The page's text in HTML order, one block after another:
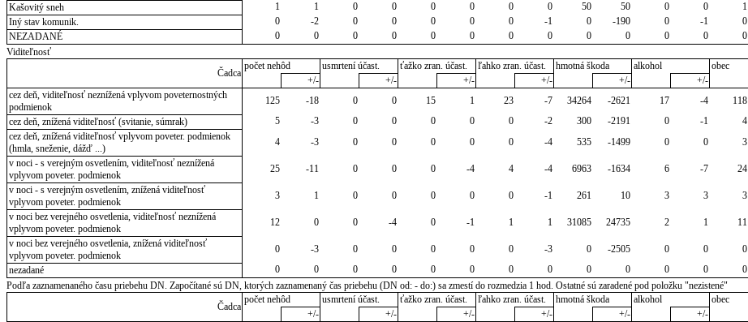
Kašovitý sneh
1 1 0 0 0 0 0 0 50 50 0 0 1
Iný stav komunik.
0 -2 0 0 0 0 0 -1 0 -190 0 -1 0
NEZADANÉ
0 0 0 0 0 0 0 0 0 0 0 0 0
Viditeľnosť
Čadca
počet nehôd usmrtení účast. ťažko zran. účast. ľahko zran. účast. hmotná škoda alkohol
obec
+/-
+/- +/- +/- +/- +/-
cez deň, viditeľnosť neznížená vplyvom poveternostných
podmienok
125 -18 0 0 15 1 23 -7 34264 -2621 17 -4 118
cez deň, znížená viditeľnosť (svitanie, súmrak)
5 -3 0 0 0 0 0 -2 300 -2191 0 -1 4
cez deň, znížená viditeľnosť vplyvom poveter. podmienok
(hmla, sneženie, dážď ...)
4 -3 0 0 0 0 0 -4 535 -1499 0 0 3
v noci - s verejným osvetlením, viditeľnosť neznížená
vplyvom poveter. podmienok
25 -11 0 0 0 -4 4 -4 6963 -1634 6 -7 24
v noci - s verejným osvetlením, znížená viditeľnosť
vplyvom poveter. podmienok
3 1 0 0 0 0 0 -1 261 10 3 3 3
v noci bez verejného osvetlenia, viditeľnosť neznížená
vplyvom poveter. podmienok
12 0 0 -4 0 -1 1 1 31085 24735 2 1 11
v noci bez verejného osvetlenia, znížená viditeľnosť
vplyvom poveter. podmienok
0 -3 0 0 0 0 0 -3 0 -2505 0 0 0
nezadané
0 0 0 0 0 0 0 0 0 0 0 0 0
Podľa zaznamenaného času priebehu DN. Započítané sú DN, ktorých zaznamenaný čas priebehu (DN od: - do:) sa zmestí do rozmedzia 1 hod. Ostatné sú zaradené pod položku "nezistené"
Čadca
počet nehôd usmrtení účast. ťažko zran. účast. ľahko zran. účast. hmotná škoda alkohol
obec
+/-
+/- +/- +/- +/- +/-